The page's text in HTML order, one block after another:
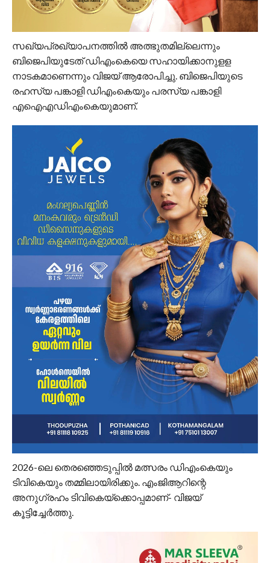
സഖ്യപ്രഖ്യാപനത്തില്‍ അത്ഭുതമില്ലെന്നും
ബിജെപിയുടേത് ഡിഎംകെയെ സഹായിക്കാനുളള
നാടകമാണെന്നും വിജയ് ആരോപിച്ചു. ബിജെപിയുടെ
രഹസ്യ പങ്കാളി ഡിഎംകെയും പരസ്യ പങ്കാളി
എഐഎഡിഎംകെയുമാണ്.
2026-ലെ തെരഞ്ഞെടുപ്പില്‍ മത്സരം ഡിഎംകെയും
ടിവികെയും തമ്മിലായിരിക്കും. എംജിആറിന്റെ
അനുഗ്രഹം ടിവികെയ്‌ക്കൊപ്പമാണ്- വിജയ്
കൂട്ടിച്ചേര്‍ത്തു.